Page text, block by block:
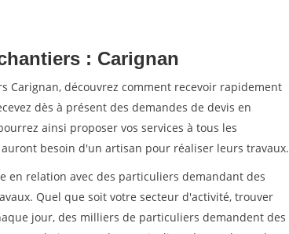
: Carignan
Carignan, découvrez comment recevoir rapidement
dès à présent des demandes de devis en
ainsi proposer vos services à tous les
besoin d'un artisan pour réaliser leurs travaux.
en relation avec des particuliers demandant des
Quel que soit votre secteur d'activité, trouver
jour, des milliers de particuliers demandent des